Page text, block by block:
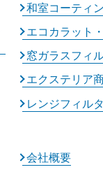
和室コーティ
エコカラット
窓ガラスフィ
エクステリア
レンジフィル
会社概要